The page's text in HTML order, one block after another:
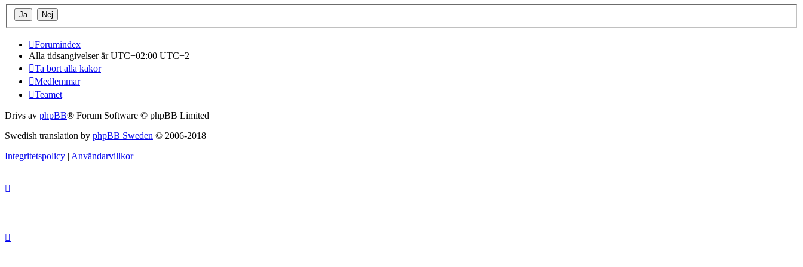
Forumindex
Alla tidsangivelser är UTC+02:00 UTC+2
Ta bort alla kakor
Medlemmar
Teamet
Drivs av phpBB® Forum Software © phpBB Limited
Swedish translation by phpBB Sweden © 2006-2018
Integritetspolicy | Användarvillkor